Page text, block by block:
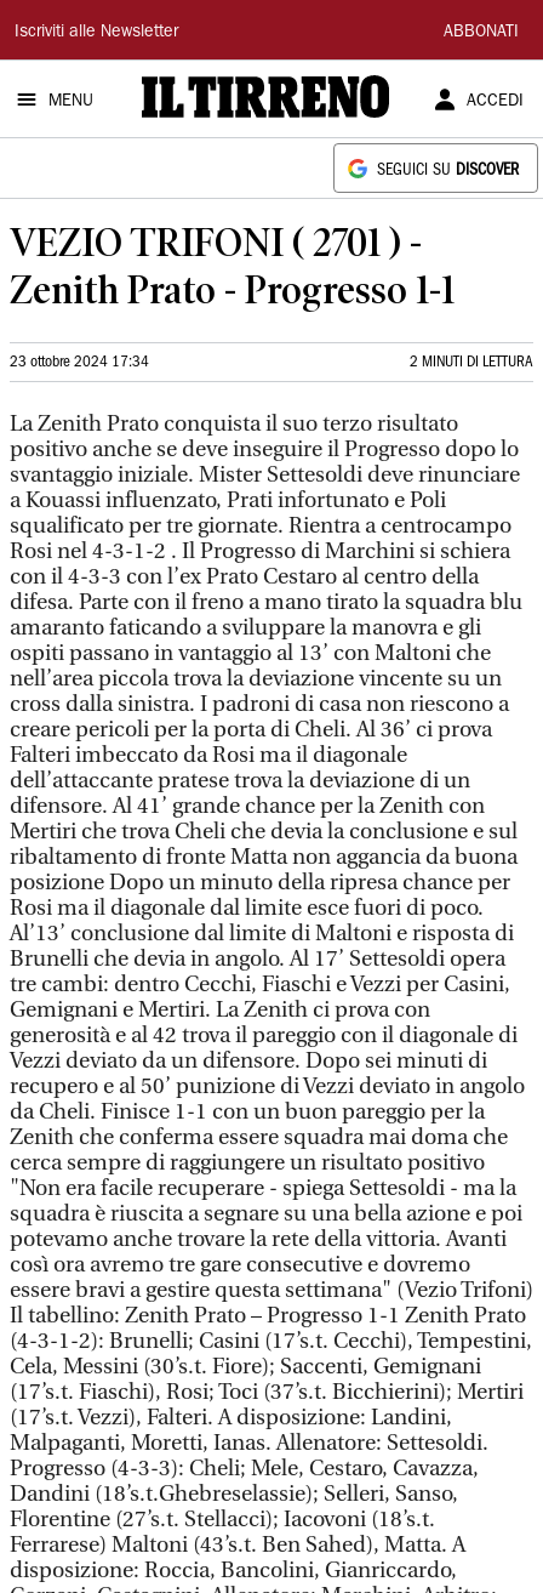
Il
Tirreno
Iscriviti alle Newsletter ABBONATI
MENU ACCEDI
SEGUICI SU DISCOVER
VEZIO TRIFONI ( 2701 ) -
Zenith Prato - Progresso 1-1
23 ottobre 2024 17:34 2 MINUTI DI LETTURA
La Zenith Prato conquista il suo terzo risultato
positivo anche se deve inseguire il Progresso dopo lo
svantaggio iniziale. Mister Settesoldi deve rinunciare
a Kouassi influenzato, Prati infortunato e Poli
squalificato per tre giornate. Rientra a centrocampo
Rosi nel 4-3-1-2 . Il Progresso di Marchini si schiera
con il 4-3-3 con l’ex Prato Cestaro al centro della
difesa. Parte con il freno a mano tirato la squadra blu
amaranto faticando a sviluppare la manovra e gli
ospiti passano in vantaggio al 13’ con Maltoni che
nell’area piccola trova la deviazione vincente su un
cross dalla sinistra. I padroni di casa non riescono a
creare pericoli per la porta di Cheli. Al 36’ ci prova
Falteri imbeccato da Rosi ma il diagonale
dell’attaccante pratese trova la deviazione di un
difensore. Al 41’ grande chance per la Zenith con
Mertiri che trova Cheli che devia la conclusione e sul
ribaltamento di fronte Matta non aggancia da buona
posizione Dopo un minuto della ripresa chance per
Rosi ma il diagonale dal limite esce fuori di poco.
Al’13’ conclusione dal limite di Maltoni e risposta di
Brunelli che devia in angolo. Al 17’ Settesoldi opera
tre cambi: dentro Cecchi, Fiaschi e Vezzi per Casini,
Gemignani e Mertiri. La Zenith ci prova con
generosità e al 42 trova il pareggio con il diagonale di
Vezzi deviato da un difensore. Dopo sei minuti di
recupero e al 50’ punizione di Vezzi deviato in angolo
da Cheli. Finisce 1-1 con un buon pareggio per la
Zenith che conferma essere squadra mai doma che
cerca sempre di raggiungere un risultato positivo
"Non era facile recuperare - spiega Settesoldi - ma la
squadra è riuscita a segnare su una bella azione e poi
potevamo anche trovare la rete della vittoria. Avanti
così ora avremo tre gare consecutive e dovremo
essere bravi a gestire questa settimana" (Vezio Trifoni)
Il tabellino: Zenith Prato – Progresso 1-1 Zenith Prato
(4-3-1-2): Brunelli; Casini (17’s.t. Cecchi), Tempestini,
Cela, Messini (30’s.t. Fiore); Saccenti, Gemignani
(17’s.t. Fiaschi), Rosi; Toci (37’s.t. Bicchierini); Mertiri
(17’s.t. Vezzi), Falteri. A disposizione: Landini,
Malpaganti, Moretti, Ianas. Allenatore: Settesoldi.
Progresso (4-3-3): Cheli; Mele, Cestaro, Cavazza,
Dandini (18’s.t.Ghebreselassie); Selleri, Sanso,
Florentine (27’s.t. Stellacci); Iacovoni (18’s.t.
Ferrarese) Maltoni (43’s.t. Ben Sahed), Matta. A
disposizione: Roccia, Bancolini, Gianriccardo,